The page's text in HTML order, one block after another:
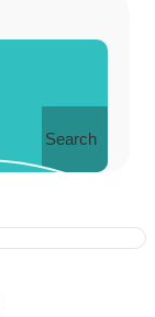
Search